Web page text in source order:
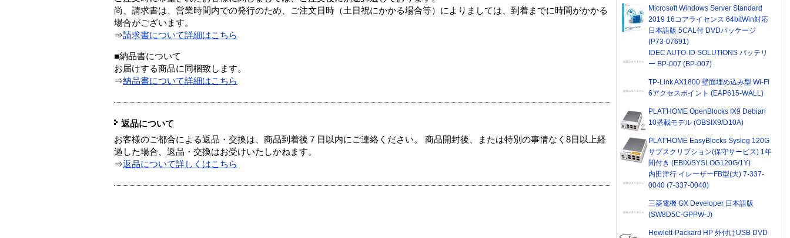
尚、請求書は、営業時間内での発行のため、ご注文日時（土日祝にかかる場合等）によりましては、到着までに時間がかかる
場合がございます。
⇒請求書について詳細はこちら
■納品書について
お届けする商品に同梱致します。
⇒納品書について詳細はこちら
返品について
お客様のご都合による返品・交換は、商品到着後７日以内にご連絡ください。 商品開封後、または特別の事情なく8日以上経
過した場合、返品・交換はお受けいたしかねます。
⇒返品について詳しくはこちら
Microsoft Windows Server Standard
2019 16コアライセンス 64bitWin対応
日本語版 5CAL付 DVDパッケージ
(P73-07691)
IDEC AUTO-ID SOLUTIONS バッテリ
ー BP-007 (BP-007)
TP-Link AX1800 壁面埋め込み型 Wi-Fi
6アクセスポイント (EAP615-WALL)
PLAT'HOME OpenBlocks IX9 Debian
10搭載モデル (OBSIX9/D10A)
PLAT'HOME EasyBlocks Syslog 120G
サブスクリプション(保守サービス) 1年
間付き (EBIX/SYSLOG120G/1Y)
内田洋行 イレーザーFB型(大) 7-337-
0040 (7-337-0040)
三菱電機 GX Developer 日本語版
(SW8D5C-GPPW-J)
Hewlett-Packard HP 外付けUSB DVD